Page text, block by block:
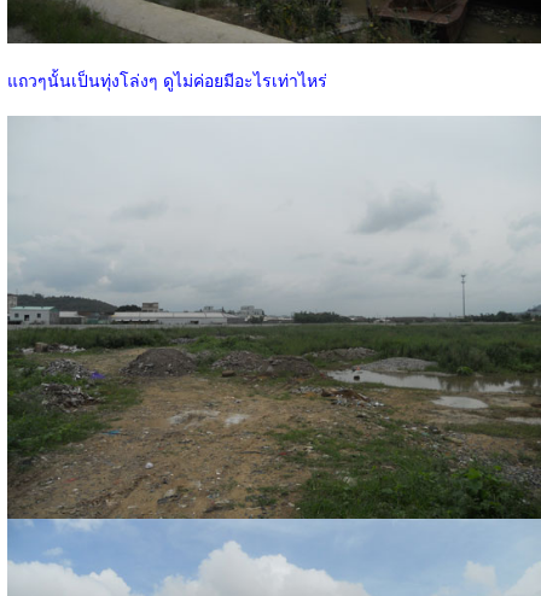
แถวๆนั้นเป็นทุ่งโล่งๆ ดูไม่ค่อยมีอะไรเท่าไหร่